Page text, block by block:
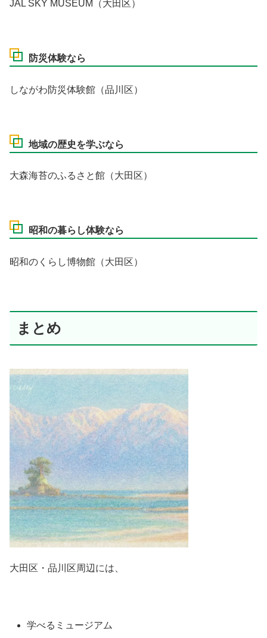
JAL SKY MUSEUM（大田区）
防災体験なら
しながわ防災体験館（品川区）
地域の歴史を学ぶなら
大森海苔のふるさと館（大田区）
昭和の暮らし体験なら
昭和のくらし博物館（大田区）
まとめ
大田区・品川区周辺には、
学べるミュージアム